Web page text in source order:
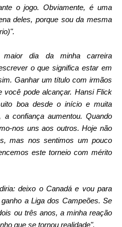
o jogo. Obviamente, é uma
deles, porque sou da mesma
dia da minha carreira
o que significa estar em
Ganhar um título com irmãos
pode alcançar. Hansi Flick
boa desde o início e muita
confiança aumentou. Quando
nos uns aos outros. Hoje não
mas nos sentimos um pouco
este torneio com mérito
deixo o Canadá e vou para
a Liga dos Campeões. Se
ou três anos, a minha reação
que se tornou realidade".